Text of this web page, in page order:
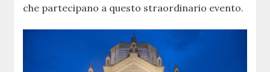
che partecipano a questo straordinario evento.